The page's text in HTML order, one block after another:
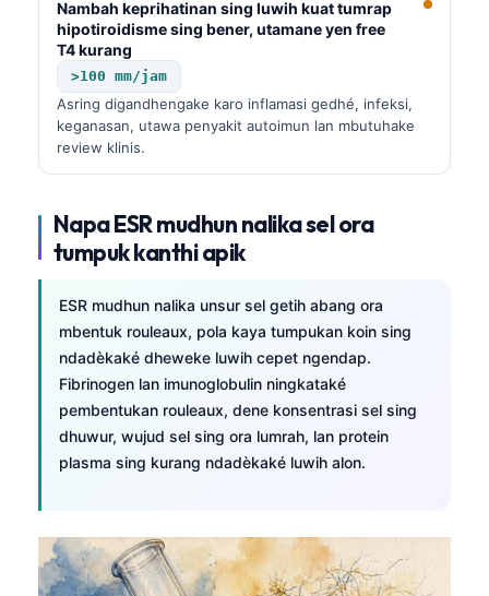
Nambah keprihatinan sing luwih kuat tumrap
hipotiroidisme sing bener, utamane yen free
T4 kurang
>100 mm/jam
Asring digandhengake karo inflamasi gedhé, infeksi,
keganasan, utawa penyakit autoimun lan mbutuhake
review klinis.
Napa ESR mudhun nalika sel ora
tumpuk kanthi apik
ESR mudhun nalika unsur sel getih abang ora
mbentuk rouleaux, pola kaya tumpukan koin sing
ndadèkaké dheweke luwih cepet ngendap.
Fibrinogen lan imunoglobulin ningkataké
pembentukan rouleaux, dene konsentrasi sel sing
dhuwur, wujud sel sing ora lumrah, lan protein
plasma sing kurang ndadèkaké luwih alon.